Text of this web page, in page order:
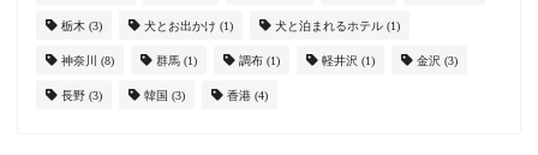
栃木 (3) 犬とお出かけ (1) 犬と泊まれるホテル (1)
神奈川 (8) 群馬 (1) 調布 (1) 軽井沢 (1) 金沢 (3)
長野 (3) 韓国 (3) 香港 (4)